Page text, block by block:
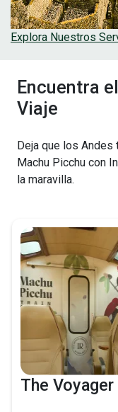
Explora Nuestros
Encuentra
Viaje
Deja que los Andes
Machu Picchu con
la maravilla.
The Voyager